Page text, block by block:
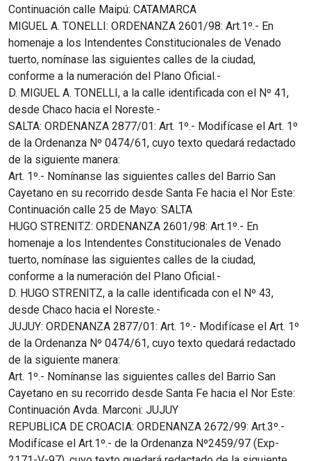
Continuación calle Maipú: CATAMARCA
MIGUEL A. TONELLI: ORDENANZA 2601/98: Art.1º.- En
homenaje a los Intendentes Constitucionales de Venado
tuerto, nomínase las siguientes calles de la ciudad,
conforme a la numeración del Plano Oficial.-
D. MIGUEL A. TONELLI, a la calle identificada con el Nº 41,
desde Chaco hacia el Noreste.-
SALTA: ORDENANZA 2877/01: Art. 1º.- Modifícase el Art. 1º
de la Ordenanza Nº 0474/61, cuyo texto quedará redactado
de la siguiente manera:
Art. 1º.- Nomínanse las siguientes calles del Barrio San
Cayetano en su recorrido desde Santa Fe hacia el Nor Este:
Continuación calle 25 de Mayo: SALTA
HUGO STRENITZ: ORDENANZA 2601/98: Art.1º.- En
homenaje a los Intendentes Constitucionales de Venado
tuerto, nomínase las siguientes calles de la ciudad,
conforme a la numeración del Plano Oficial.-
D. HUGO STRENITZ, a la calle identificada con el Nº 43,
desde Chaco hacia el Noreste.-
JUJUY: ORDENANZA 2877/01: Art. 1º.- Modifícase el Art. 1º
de la Ordenanza Nº 0474/61, cuyo texto quedará redactado
de la siguiente manera:
Art. 1º.- Nomínanse las siguientes calles del Barrio San
Cayetano en su recorrido desde Santa Fe hacia el Nor Este:
Continuación Avda. Marconi: JUJUY
REPUBLICA DE CROACIA: ORDENANZA 2672/99: Art.3º.-
Modifícase el Art.1º.- de la Ordenanza Nº2459/97 (Exp-